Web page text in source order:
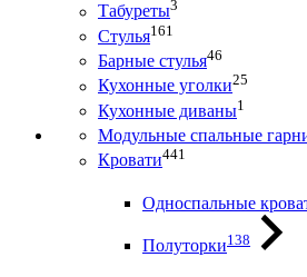
Табуреты3
Стулья161
Барные стулья46
Кухонные уголки25
Кухонные диваны1
Модульные спальные
Кровати441
Односпальные
Полуторки138